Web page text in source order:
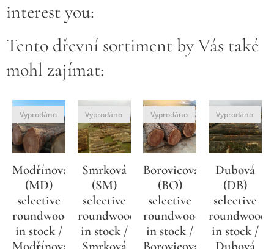
interest you:
Tento dřevní sortiment by Vás také
mohl zajímat:
Modřínová
(MD)
selective
roundwood
in stock /
Modřínová
Vyprodáno
Smrková
(SM)
selective
roundwood
in stock /
Smrková
Vyprodáno
Borovicová
(BO)
selective
roundwood
in stock /
Borovicová
Vyprodáno
Dubová
(DB)
selective
roundwood
in stock /
Dubová
Vyprodáno